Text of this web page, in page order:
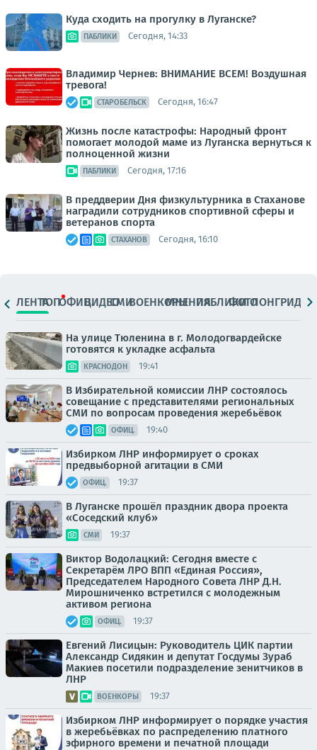
Куда сходить на прогулку в Луганске?
ПАБЛИКИ Сегодня, 14:33
Владимир Чернев: ВНИМАНИЕ ВСЕМ! Воздушная
тревога!
СТАРОБЕЛЬСК Сегодня, 16:47
Жизнь после катастрофы: Народный фронт
помогает молодой маме из Луганска вернуться к
полноценной жизни
ПАБЛИКИ Сегодня, 17:16
В преддверии Дня физкультурника в Стаханове
наградили сотрудников спортивной сферы и
ветеранов спорта
СТАХАНОВ Сегодня, 16:10
ЛЕНТАТОПОФИЦ.ВИДЕОСМИВОЕНКОРЫМНЕНИЯПАБЛИКИ
ФОТОЛОНГРИДЫ
На улице Тюленина в г. Молодогвардейске
готовятся к укладке асфальта
КРАСНОДОН 19:41
В Избирательной комиссии ЛНР состоялось
совещание с представителями региональных
СМИ по вопросам проведения жеребьёвок
ОФИЦ. 19:40
Избирком ЛНР информирует о сроках
предвыборной агитации в СМИ
ОФИЦ. 19:37
В Луганске прошёл праздник двора проекта
«Соседский клуб»
СМИ 19:37
Виктор Водолацкий: Сегодня вместе с
Секретарём ЛРО ВПП «Единая Россия»,
Председателем Народного Совета ЛНР Д.Н.
Мирошниченко встретился с молодежным
активом региона
ОФИЦ. 19:37
Евгений Лисицын: Руководитель ЦИК партии
Александр Сидякин и депутат Госдумы Зураб
Макиев посетили подразделение зенитчиков в
ЛНР
ВОЕНКОРЫ 19:37
Избирком ЛНР информирует о порядке участия
в жеребьёвках по распределению платного
эфирного времени и печатной площади